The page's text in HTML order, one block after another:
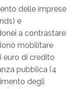
delle imprese
e
a contrastare
mobilitare
euro di credito
pubblica (4
degli